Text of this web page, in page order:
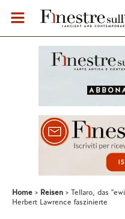
Home Reisen
Tellaro, das
Herbert Lawrence faszinierte